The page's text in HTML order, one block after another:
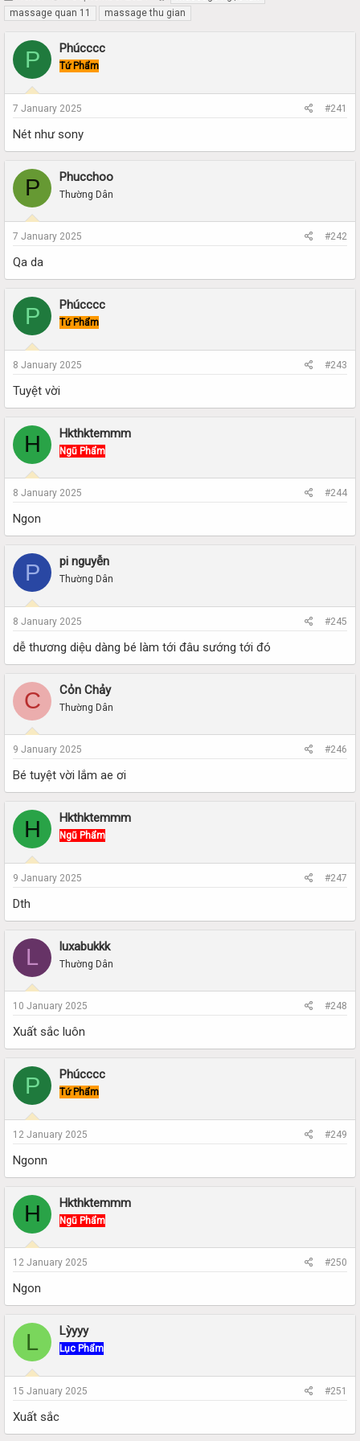
h
r
a
d
t
a
t
e
t
a
t
d
t
e
massage quan 11
massage thu gian
P Phúcccc
Tứ Phẩm
7 January 2025 #241
Nét như sony
P Phucchoo
Thường Dân
7 January 2025 #242
Qa da
P Phúcccc
Tứ Phẩm
8 January 2025 #243
Tuyệt vời
H Hkthktemmm
Ngũ Phẩm
8 January 2025 #244
Ngon
P pi nguyễn
Thường Dân
8 January 2025 #245
dễ thương diệu dàng bé làm tới đâu sướng tới đó
C Cỏn Chảy
Thường Dân
9 January 2025 #246
Bé tuyệt vời lắm ae ơi
H Hkthktemmm
Ngũ Phẩm
9 January 2025 #247
Dth
L luxabukkk
Thường Dân
10 January 2025 #248
Xuất sắc luôn
P Phúcccc
Tứ Phẩm
12 January 2025 #249
Ngonn
H Hkthktemmm
Ngũ Phẩm
12 January 2025 #250
Ngon
L Lỳyyy
Lục Phẩm
15 January 2025 #251
Xuất sắc